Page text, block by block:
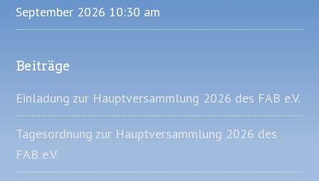
September 2026 10:30 am
Beiträge
Einladung zur Hauptversammlung 2026 des FAB e.V.
Tagesordnung zur Hauptversammlung 2026 des
FAB e.V.